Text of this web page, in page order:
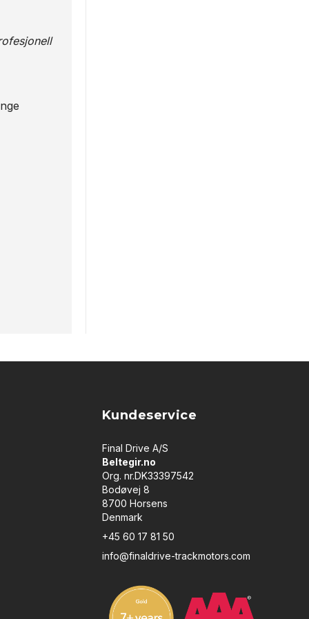
Kundeservice
Final Drive A/S
Beltegir.no
Org. nr.DK33397542
Bodøvej 8
8700 Horsens
Denmark
+45 60 17 81 50
info@finaldrive-trackmotors.com